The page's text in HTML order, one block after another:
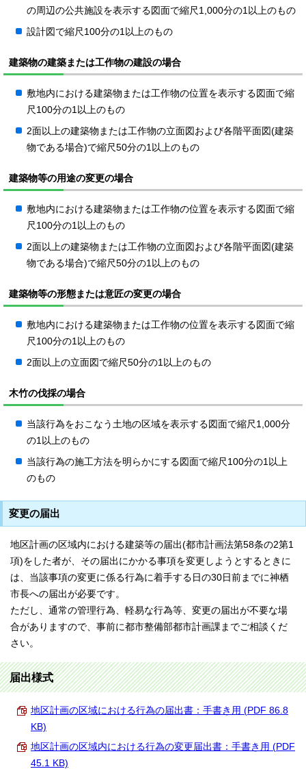
の周辺の公共施設を表示する図面で縮尺1,000分の1以上のもの
設計図で縮尺100分の1以上のもの
建築物の建築または工作物の建設の場合
敷地内における建築物または工作物の位置を表示する図面で縮
尺100分の1以上のもの
2面以上の建築物または工作物の立面図および各階平面図(建築
物である場合)で縮尺50分の1以上のもの
建築物等の用途の変更の場合
敷地内における建築物または工作物の位置を表示する図面で縮
尺100分の1以上のもの
2面以上の建築物または工作物の立面図および各階平面図(建築
物である場合)で縮尺50分の1以上のもの
建築物等の形態または意匠の変更の場合
敷地内における建築物または工作物の位置を表示する図面で縮
尺100分の1以上のもの
2面以上の立面図で縮尺50分の1以上のもの
木竹の伐採の場合
当該行為をおこなう土地の区域を表示する図面で縮尺1,000分
の1以上のもの
当該行為の施工方法を明らかにする図面で縮尺100分の1以上
のもの
変更の届出
地区計画の区域内における建築等の届出(都市計画法第58条の2第1
項)をした者が、その届出にかかる事項を変更しようとするときに
は、当該事項の変更に係る行為に着手する日の30日前までに神栖
市長への届出が必要です。
ただし、通常の管理行為、軽易な行為等、変更の届出が不要な場
合がありますので、事前に都市整備部都市計画課までご相談くだ
さい。
届出様式
地区計画の区域における行為の届出書：手書き用 (PDF 86.8
KB)
地区計画の区域内における行為の変更届出書：手書き用 (PDF
45.1 KB)